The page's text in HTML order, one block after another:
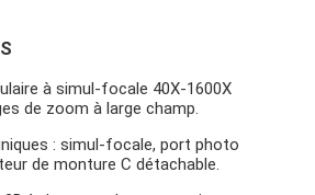
à simul-focale 40X-1600X
de zoom à large champ.
: simul-focale, port photo
de monture C détachable.